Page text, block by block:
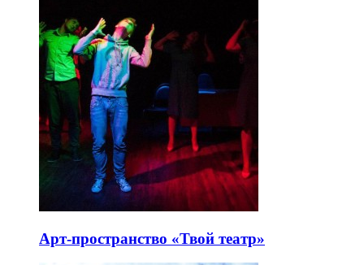
Арт-пространство «Твой театр»